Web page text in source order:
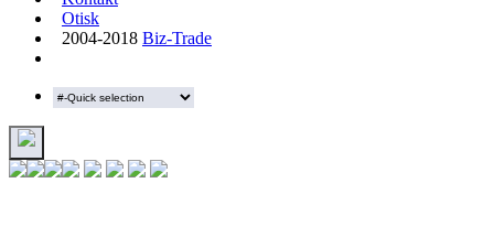
Otisk
2004-2018 Biz-Trade